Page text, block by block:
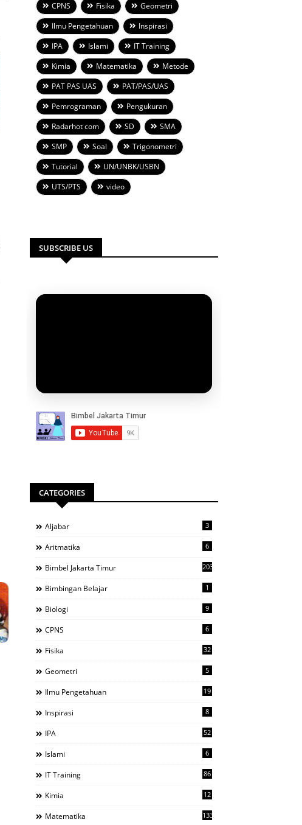
CPNS
Fisika
Geometri
Ilmu Pengetahuan
Inspirasi
IPA
Islami
IT Training
Kimia
Matematika
Metode
PAT PAS UAS
PAT/PAS/UAS
Pemrograman
Pengukuran
Radarhot com
SD
SMA
SMP
Soal
Trigonometri
Tutorial
UN/UNBK/USBN
UTS/PTS
video
SUBSCRIBE US
CATEGORIES
Aljabar 3
Aritmatika 6
Bimbel Jakarta Timur 203
Bimbingan Belajar 1
Biologi 9
CPNS 6
Fisika 32
Geometri 5
Ilmu Pengetahuan 19
Inspirasi 8
IPA 52
Islami 6
IT Training 86
Kimia 12
Matematika 133